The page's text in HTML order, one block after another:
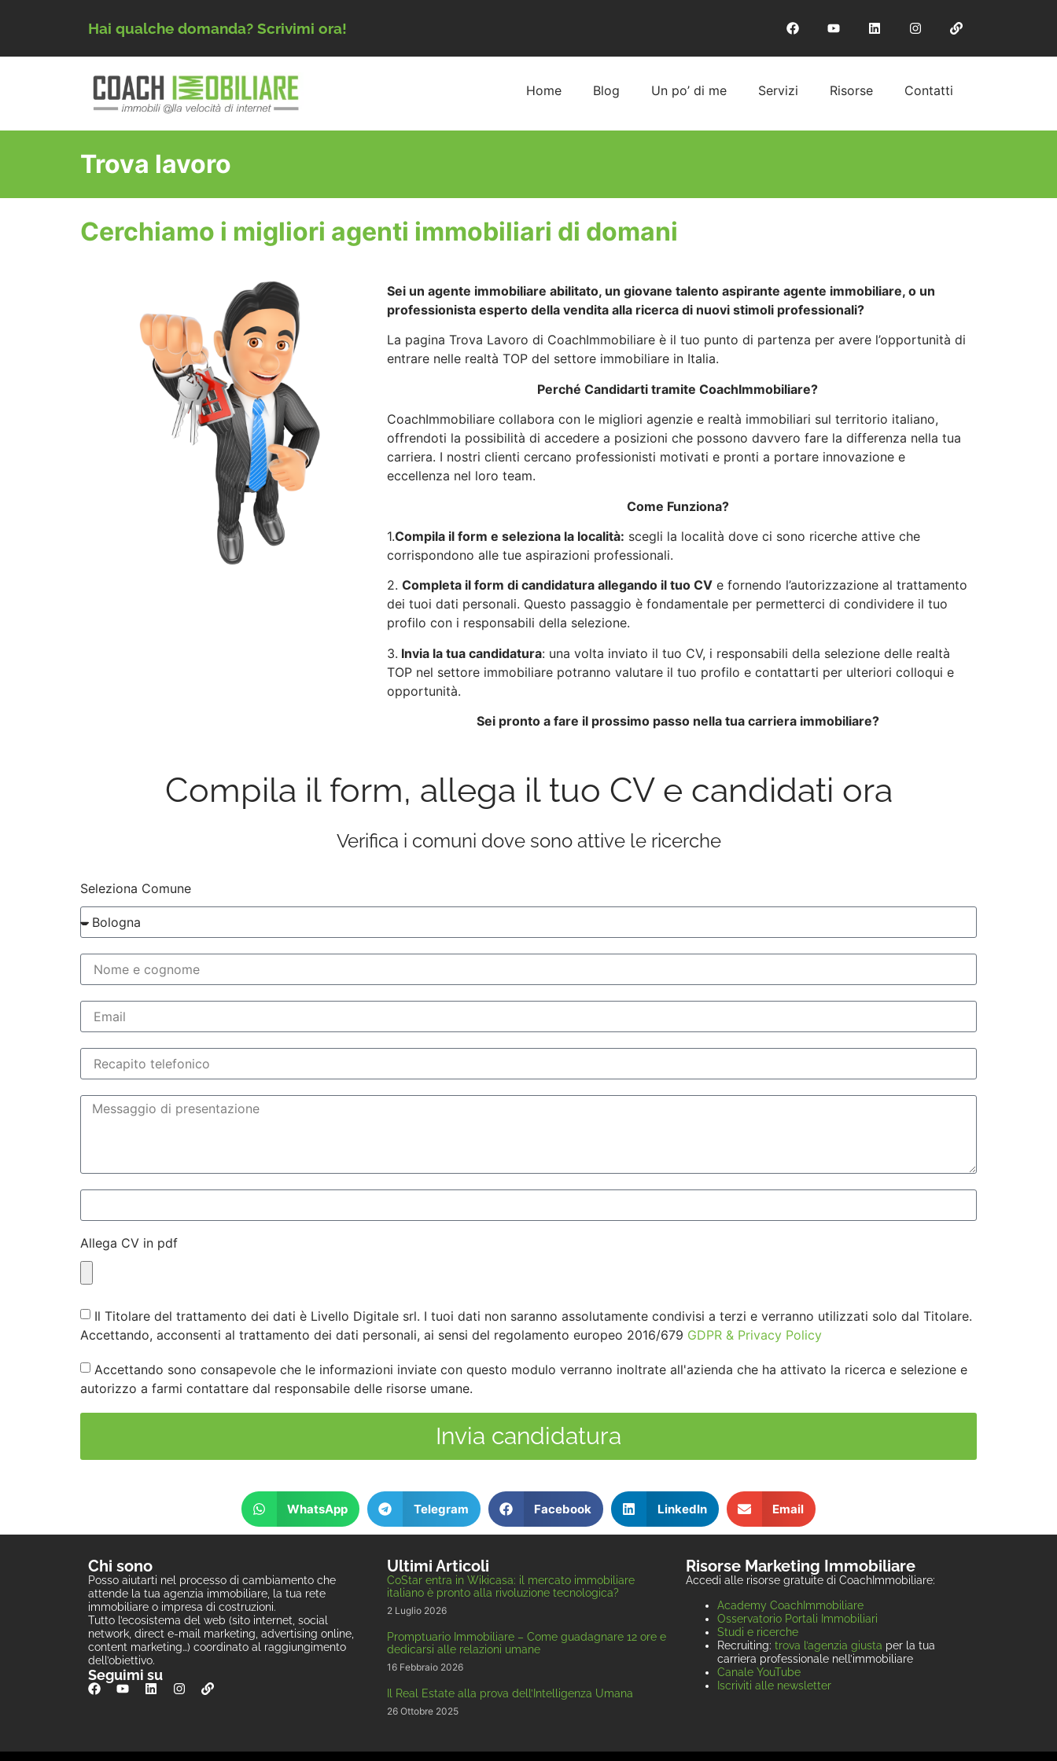
Hai qualche domanda? Scrivimi ora!
Home Blog Un po’ di me Servizi Risorse Contatti
Trova lavoro
Cerchiamo i migliori agenti immobiliari di domani
Sei un agente immobiliare abilitato, un giovane talento aspirante agente immobiliare, o un
professionista esperto della vendita alla ricerca di nuovi stimoli professionali?
La pagina Trova Lavoro di CoachImmobiliare è il tuo punto di partenza per avere l’opportunità di
entrare nelle realtà TOP del settore immobiliare in Italia.
Perché Candidarti tramite CoachImmobiliare?
CoachImmobiliare collabora con le migliori agenzie e realtà immobiliari sul territorio italiano,
offrendoti la possibilità di accedere a posizioni che possono davvero fare la differenza nella tua
carriera. I nostri clienti cercano professionisti motivati e pronti a portare innovazione e
eccellenza nel loro team.
Come Funziona?
1.Compila il form e seleziona la località: scegli la località dove ci sono ricerche attive che
corrispondono alle tue aspirazioni professionali.
2. Completa il form di candidatura allegando il tuo CVe fornendo l’autorizzazione al trattamento
dei tuoi dati personali. Questo passaggio è fondamentale per permetterci di condividere il tuo
profilo con i responsabili della selezione.
3. Invia la tua candidatura: una volta inviato il tuo CV, i responsabili della selezione delle realtà
TOP nel settore immobiliare potranno valutare il tuo profilo e contattarti per ulteriori colloqui e
opportunità.
Sei pronto a fare il prossimo passo nella tua carriera immobiliare?
Compila il form, allega il tuo CV e candidati ora
Verifica i comuni dove sono attive le ricerche
Seleziona Comune
Allega CV in pdf
Il Titolare del trattamento dei dati è Livello Digitale srl. I tuoi dati non saranno assolutamente condivisi a terzi e verranno utilizzati solo dal Titolare.
Accettando, acconsenti al trattamento dei dati personali, ai sensi del regolamento europeo 2016/679 GDPR & Privacy Policy
Accettando sono consapevole che le informazioni inviate con questo modulo verranno inoltrate all'azienda che ha attivato la ricerca e selezione e
autorizzo a farmi contattare dal responsabile delle risorse umane.
Invia candidatura
WhatsApp Telegram Facebook LinkedIn Email
Chi sono
Posso aiutarti nel processo di cambiamento che
attende la tua agenzia immobiliare, la tua rete
immobiliare o impresa di costruzioni.
Tutto l’ecosistema del web (sito internet, social
network, direct e-mail marketing, advertising online,
content marketing…) coordinato al raggiungimento
dell’obiettivo.
Seguimi su
Ultimi Articoli
CoStar entra in Wikicasa: il mercato immobiliare
italiano è pronto alla rivoluzione tecnologica?
2 Luglio 2026
Promptuario Immobiliare – Come guadagnare 12 ore e
dedicarsi alle relazioni umane
16 Febbraio 2026
Il Real Estate alla prova dell’Intelligenza Umana
26 Ottobre 2025
Risorse Marketing Immobiliare
Accedi alle risorse gratuite di CoachImmobiliare:
Academy CoachImmobiliare
Osservatorio Portali Immobiliari
Studi e ricerche
Recruiting: trova l’agenzia giusta per la tua
carriera professionale nell’immobiliare
Canale YouTube
Iscriviti alle newsletter